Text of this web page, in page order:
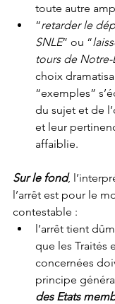
toute autre
“retarder le
SNLE” ou “
tours de Notre-
choix
“exemples”
du sujet et de
et leur
affaiblie.
Sur le fond,
l’arrêt est pour le
contestable :
l’arrêt tient
que les Traités
concernées
principe
des Etats